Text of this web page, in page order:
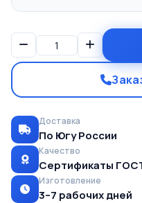
Доставка
По Югу России
Качество
Сертификаты
Изготовление
3–7 рабочих дней